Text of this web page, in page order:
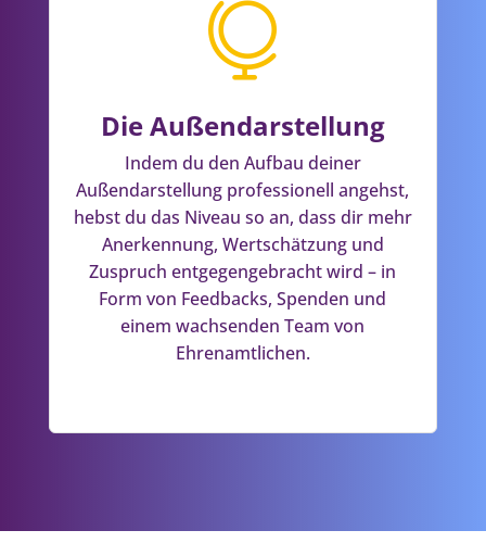

Die Außendarstellung
Indem du den Aufbau deiner
Außendarstellung professionell angehst,
hebst du das Niveau so an, dass dir mehr
Anerkennung, Wertschätzung und
Zuspruch entgegengebracht wird – in
Form von Feedbacks, Spenden und
einem wachsenden Team von
Ehrenamtlichen.